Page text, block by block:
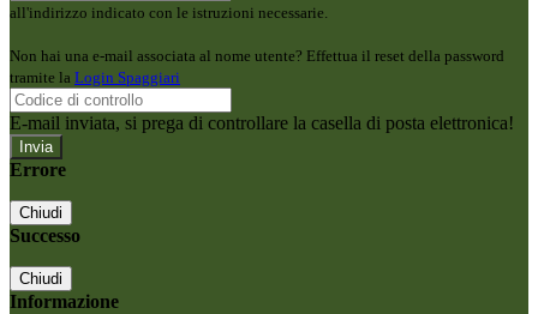
all'indirizzo indicato con le istruzioni necessarie.
Non hai una e-mail associata al nome utente? Effettua il reset della password
tramite la Login Spaggiari
E-mail inviata, si prega di controllare la casella di posta elettronica!
Errore
Chiudi
Successo
Chiudi
Informazione